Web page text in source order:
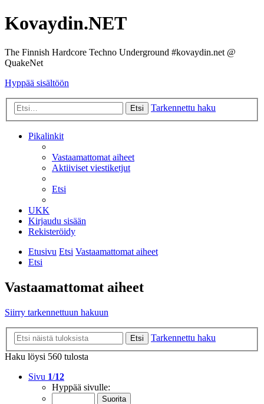
Kovaydin.NET
The Finnish Hardcore Techno Underground #kovaydin.net @
QuakeNet
Hyppää sisältöön
Etsi Tarkennettu haku
Pikalinkit
Vastaamattomat aiheet
Aktiiviset viestiketjut
Etsi
UKK
Kirjaudu sisään
Rekisteröidy
Etusivu Etsi Vastaamattomat aiheet
Etsi
Vastaamattomat aiheet
Siirry tarkennettuun hakuun
Etsi
Tarkennettu haku
Haku löysi 560 tulosta
Sivu 1/12
Hyppää sivulle: